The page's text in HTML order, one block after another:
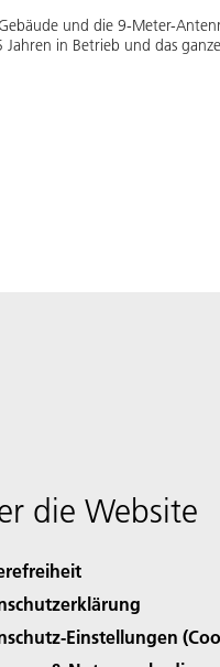
und die 9-Meter-
in Betrieb und das
die Website
Einstellungen